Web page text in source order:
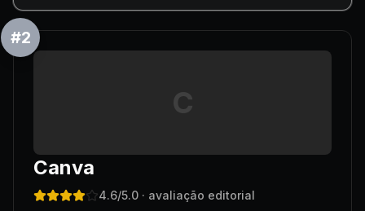
#2
C
Canva
4.6/5.0 · avaliação editorial